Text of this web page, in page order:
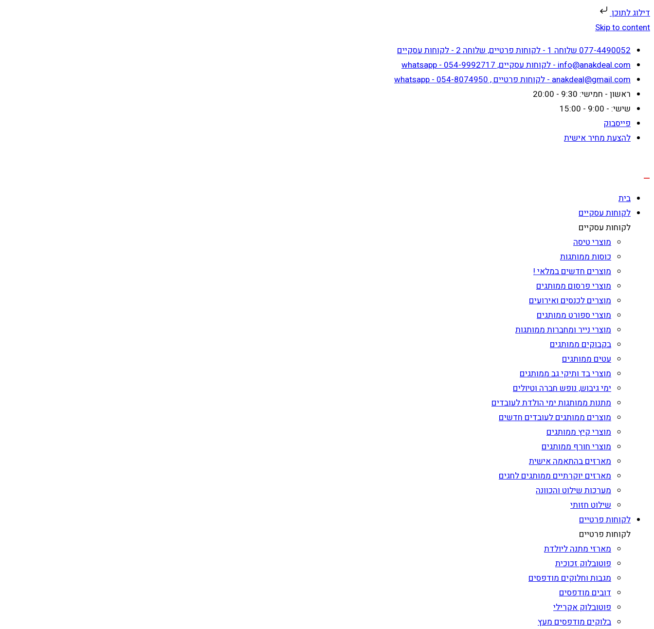
דילוג לתוכן
Skip to content
077-4490052 שלוחה 1 - לקוחות פרטיים, שלוחה 2 - לקוחות עסקיים
info@anakdeal.com - לקוחות עסקיים, whatsapp - 054-9992717
anakdeal@gmail.com - לקוחות פרטיים , whatsapp - 054-8074950
ראשון - חמישי: 9:30 - 20:00
שישי: - 9:00 - 15:00
פייסבוק
להצעת מחיר אישית
בית
לקוחות עסקיים
לקוחות עסקיים
מוצרי טיסה
כוסות ממותגות
מוצרים חדשים במלאי !
מוצרי פרסום ממותגים
מוצרים לכנסים ואירועים
מוצרי ספורט ממותגים
מוצרי נייר ומחברות ממותגות
בקבוקים ממותגים
עטים ממותגים
מוצרי בד ותיקי גב ממותגים
ימי גיבוש, נופש חברה וטיולים
מתנות ממותגות ימי הולדת לעובדים
מוצרים ממותגים לעובדים חדשים
מוצרי קיץ ממותגים
מוצרי חורף ממותגים
מארזים בהתאמה אישית
מארזים יוקרתיים ממותגים לחגים
מערכות שילוט והכוונה
שילוט חזותי
לקוחות פרטיים
לקוחות פרטיים
מארזי מתנה ליולדת
פוטובלוק זכוכית
מגבות וחלוקים מודפסים
דובים מודפסים
פוטובלוק אקרילי
בלוקים מודפסים מעץ